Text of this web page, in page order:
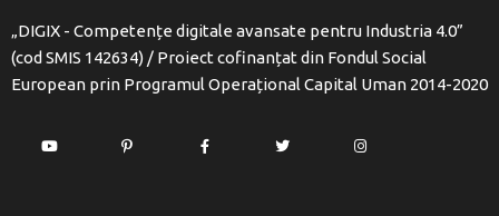
„DIGIX - Competențe digitale avansate pentru Industria 4.0”
(cod SMIS 142634) / Proiect cofinanțat din Fondul Social
European prin Programul Operațional Capital Uman 2014-2020